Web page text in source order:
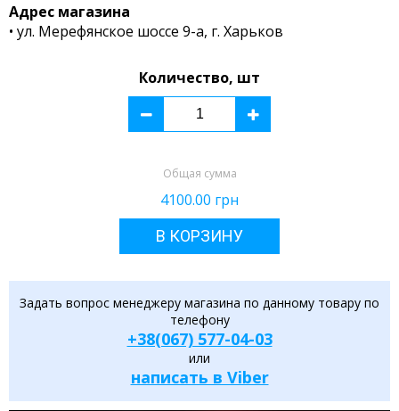
Адрес магазина
• ул. Мерефянское шоссе 9-а, г. Харьков
Количество, шт
Общая сумма
4100.00 грн
В КОРЗИНУ
Задать вопрос менеджеру магазина по данному товару по
телефону
+38(067) 577-04-03
или
написать в Viber